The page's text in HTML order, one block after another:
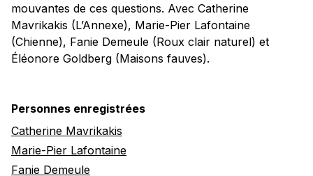
mouvantes de ces questions. Avec Catherine
Mavrikakis (L’Annexe), Marie-Pier Lafontaine
(Chienne), Fanie Demeule (Roux clair naturel) et
Éléonore Goldberg (Maisons fauves).
Personnes enregistrées
Catherine Mavrikakis
Marie-Pier Lafontaine
Fanie Demeule